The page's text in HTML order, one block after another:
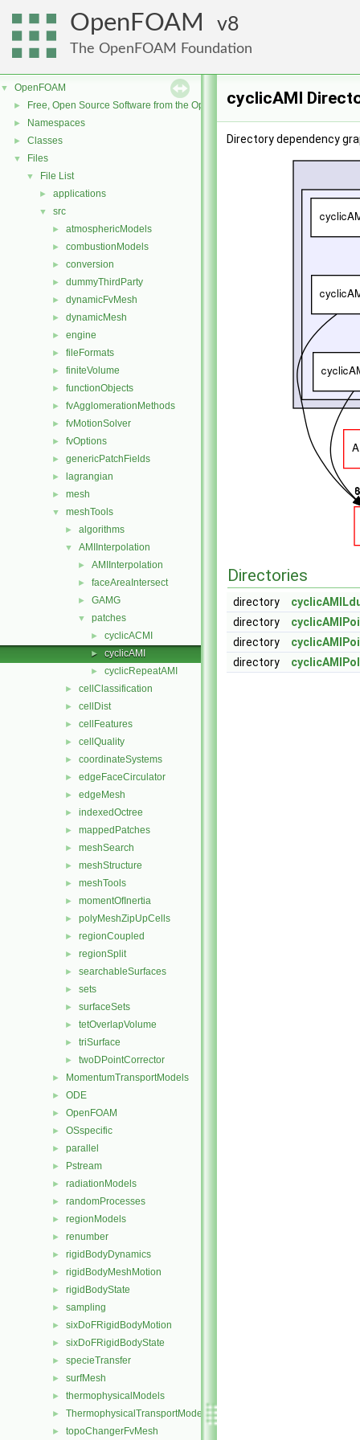
OpenFOAM 8
The OpenFOAM Foundation
▼ OpenFOAM
► Free, Open Source Software from the OpenFOAM Foundation
► Namespaces
► Classes
▼ Files
▼ File List
► applications
▼ src
► atmosphericModels
► combustionModels
► conversion
► dummyThirdParty
► dynamicFvMesh
► dynamicMesh
► engine
► fileFormats
► finiteVolume
► functionObjects
► fvAgglomerationMethods
► fvMotionSolver
► fvOptions
► genericPatchFields
► lagrangian
► mesh
▼ meshTools
► algorithms
▼ AMIInterpolation
► AMIInterpolation
► faceAreaIntersect
► GAMG
▼ patches
► cyclicACMI
► cyclicAMI
► cyclicRepeatAMI
► cellClassification
► cellDist
► cellFeatures
► cellQuality
► coordinateSystems
► edgeFaceCirculator
► edgeMesh
► indexedOctree
► mappedPatches
► meshSearch
► meshStructure
► meshTools
► momentOfInertia
► polyMeshZipUpCells
► regionCoupled
► regionSplit
► searchableSurfaces
► sets
► surfaceSets
► tetOverlapVolume
► triSurface
► twoDPointCorrector
► MomentumTransportModels
► ODE
► OpenFOAM
► OSspecific
► parallel
► Pstream
► radiationModels
► randomProcesses
► regionModels
► renumber
► rigidBodyDynamics
► rigidBodyMeshMotion
► rigidBodyState
► sampling
► sixDoFRigidBodyMotion
► sixDoFRigidBodyState
► specieTransfer
► surfMesh
► thermophysicalModels
► ThermophysicalTransportModels
► topoChangerFvMesh
cyclicAMI
Directory dependency
Directories
directory
directory
directory
directory